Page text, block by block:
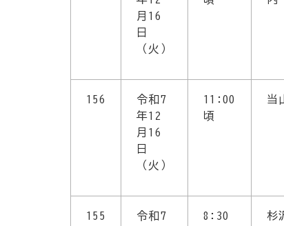
月16
日
（火）
156
令和7
年12
月16
日
（火）
11:00
頃
当
155
令和7
8:30
杉